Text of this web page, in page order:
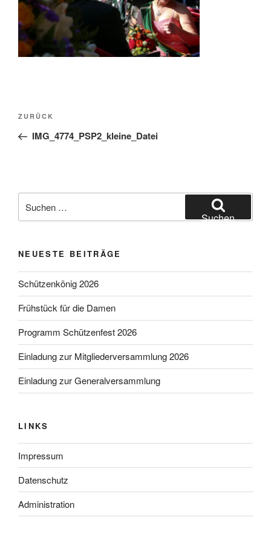
Beitragsnavigation
Vorheriger
Beitrag
ZURÜCK
IMG_4774_PSP2_kleine_Datei
nach:
Suchen
NEUESTE BEITRÄGE
Schützenkönig 2026
Frühstück für die Damen
Programm Schützenfest 2026
Einladung zur Mitgliederversammlung 2026
Einladung zur Generalversammlung
LINKS
Impressum
Datenschutz
Administration